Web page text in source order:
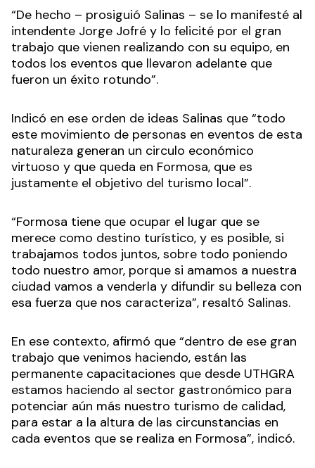
“De hecho – prosiguió Salinas – se lo manifesté al
intendente Jorge Jofré y lo felicité por el gran
trabajo que vienen realizando con su equipo, en
todos los eventos que llevaron adelante que
fueron un éxito rotundo”.
Indicó en ese orden de ideas Salinas que “todo
este movimiento de personas en eventos de esta
naturaleza generan un circulo económico
virtuoso y que queda en Formosa, que es
justamente el objetivo del turismo local”.
“Formosa tiene que ocupar el lugar que se
merece como destino turístico, y es posible, si
trabajamos todos juntos, sobre todo poniendo
todo nuestro amor, porque si amamos a nuestra
ciudad vamos a venderla y difundir su belleza con
esa fuerza que nos caracteriza”, resaltó Salinas.
En ese contexto, afirmó que “dentro de ese gran
trabajo que venimos haciendo, están las
permanente capacitaciones que desde UTHGRA
estamos haciendo al sector gastronómico para
potenciar aún más nuestro turismo de calidad,
para estar a la altura de las circunstancias en
cada eventos que se realiza en Formosa”, indicó.